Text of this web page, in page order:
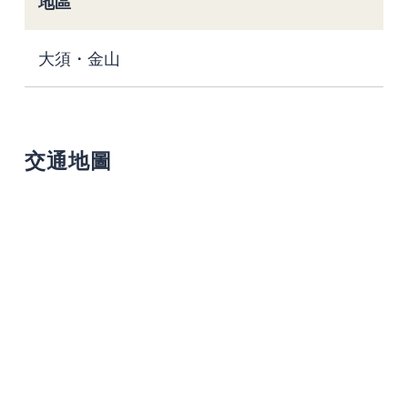
大須・金山
交通地圖